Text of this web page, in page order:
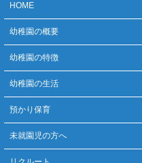
HOME
幼稚園の概要
幼稚園の特徴
幼稚園の生活
預かり保育
未就園児の方へ
リクルート